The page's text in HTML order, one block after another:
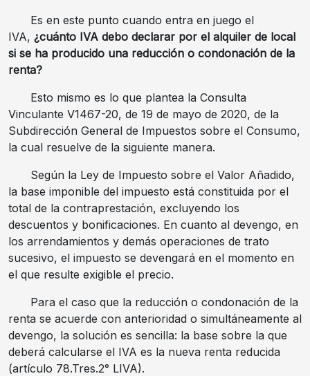
Es en este punto cuando entra en juego el
IVA, ¿cuánto IVA debo declarar por el alquiler de local
si se ha producido una reducción o condonación de la
renta?
Esto mismo es lo que plantea la Consulta
Vinculante V1467-20, de 19 de mayo de 2020, de la
Subdirección General de Impuestos sobre el Consumo,
la cual resuelve de la siguiente manera.
Según la Ley de Impuesto sobre el Valor Añadido,
la base imponible del impuesto está constituida por el
total de la contraprestación, excluyendo los
descuentos y bonificaciones. En cuanto al devengo, en
los arrendamientos y demás operaciones de trato
sucesivo, el impuesto se devengará en el momento en
el que resulte exigible el precio.
Para el caso que la reducción o condonación de la
renta se acuerde con anterioridad o simultáneamente al
devengo, la solución es sencilla: la base sobre la que
deberá calcularse el IVA es la nueva renta reducida
(artículo 78.Tres.2° LIVA).